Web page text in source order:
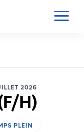
a
2026
H)
PLEIN